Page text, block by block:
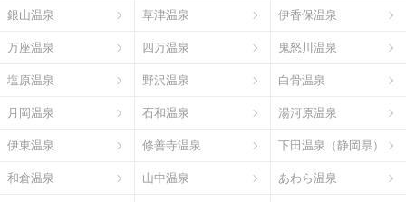
銀山温泉 草津温泉 伊香保温泉
万座温泉 四万温泉 鬼怒川温泉
塩原温泉 野沢温泉 白骨温泉
月岡温泉 石和温泉 湯河原温泉
伊東温泉 修善寺温泉 下田温泉（静岡県）
和倉温泉 山中温泉 あわら温泉